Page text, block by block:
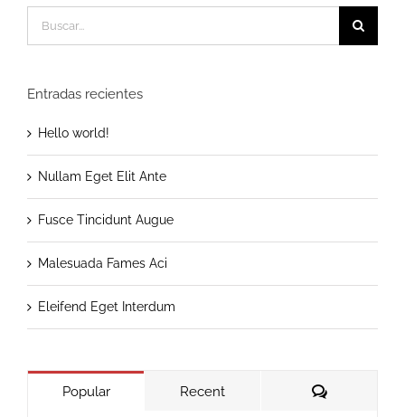
Entradas recientes
Hello world!
Nullam Eget Elit Ante
Fusce Tincidunt Augue
Malesuada Fames Aci
Eleifend Eget Interdum
Popular Recent Comments